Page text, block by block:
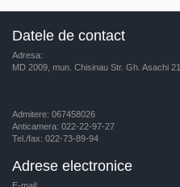
Datele de contact
Adresa:
MD 2009, mun. Chisinau Str. Gh. Asachi 21
Admitere: 067458026
Anticamera: 022-22-97-27
Tel./fax: 022-73-89-94
Adrese electronice